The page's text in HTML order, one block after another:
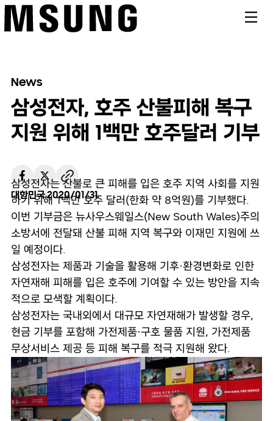
News
삼성전자, 호주 산불피해 복구
지원 위해 1백만 호주달러 기부
대한민국2020/01/31
삼성전자는 산불로 큰 피해를 입은 호주 지역 사회를 지원
하기 위해 1백만 호주 달러(한화 약 8억원)를 기부했다.
이번 기부금은 뉴사우스웨일스(New South Wales)주의
소방서에 전달돼 산불 피해 지역 복구와 이재민 지원에 쓰
일 예정이다.
삼성전자는 제품과 기술을 활용해 기후·환경변화로 인한
자연재해 피해를 입은 호주에 기여할 수 있는 방안을 지속
적으로 모색할 계획이다.
삼성전자는 국내외에서 대규모 자연재해가 발생할 경우,
현금 기부를 포함해 가전제품·구호 물품 지원, 가전제품
무상서비스 제공 등 피해 복구를 적극 지원해 왔다.